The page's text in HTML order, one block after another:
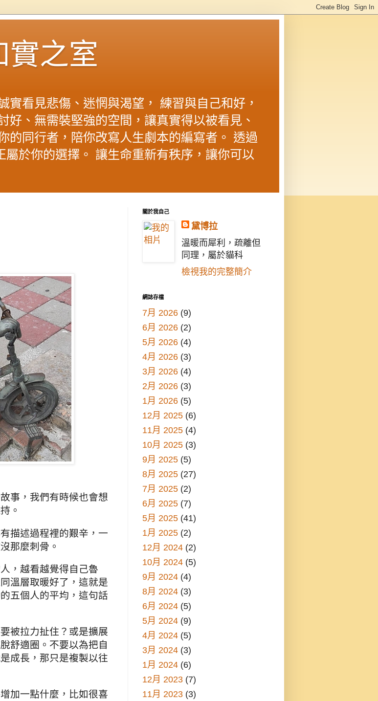
實之室
實看見悲傷、迷惘與渴望， 練習與自己和好，
好、無需裝堅強的空間，讓真實得以被看見、
的同行者，陪你改寫人生劇本的編寫者。 透過
於你的選擇。 讓生命重新有秩序，讓你可以
事，我們有時候也會想
。
描述過程裡的艱辛，一
那麼刺骨。
，越看越覺得自己魯
溫層取暖好了，這就是
五個人的平均，這句話
被拉力扯住？或是擴展
舒適圈。不要以為把自
成長，那只是複製以往
加一點什麼，比如很喜
關於我自己
黛博拉
溫暖而犀利，疏離但
同理，屬於貓科
檢視我的完整簡介
網誌存檔
7月 2026 (9)
6月 2026 (2)
5月 2026 (4)
4月 2026 (3)
3月 2026 (4)
2月 2026 (3)
1月 2026 (5)
12月 2025 (6)
11月 2025 (4)
10月 2025 (3)
9月 2025 (5)
8月 2025 (27)
7月 2025 (2)
6月 2025 (7)
5月 2025 (41)
1月 2025 (2)
12月 2024 (2)
10月 2024 (5)
9月 2024 (4)
8月 2024 (3)
6月 2024 (5)
5月 2024 (9)
4月 2024 (5)
3月 2024 (3)
1月 2024 (6)
12月 2023 (7)
11月 2023 (3)